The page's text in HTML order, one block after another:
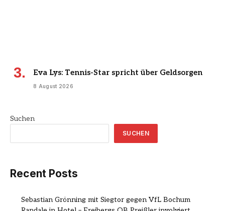
Eva Lys: Tennis-Star spricht über Geldsorgen
8 August 2026
Suchen
SUCHEN
Recent Posts
Sebastian Grönning mit Siegtor gegen VfL Bochum